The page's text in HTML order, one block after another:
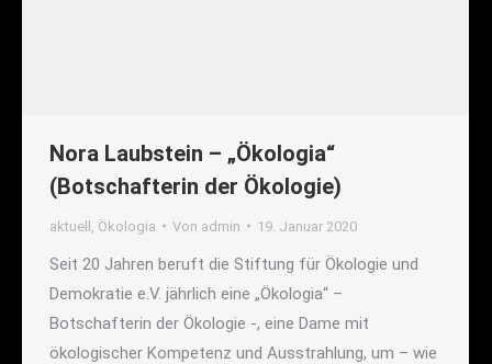
Nora Laubstein – „Ökologia“
(Botschafterin der Ökologie)
aktuell Ökologia Von admin 19. Januar 2020
Seit 20 Jahren beruft die Stiftung für Ökologie und
Demokratie e.V. jährlich eine „Ökologia“ –
Botschafterin der Ökologie -, eine Dame mit
ökologischer Kompetenz und Ausstrahlung, um – wie